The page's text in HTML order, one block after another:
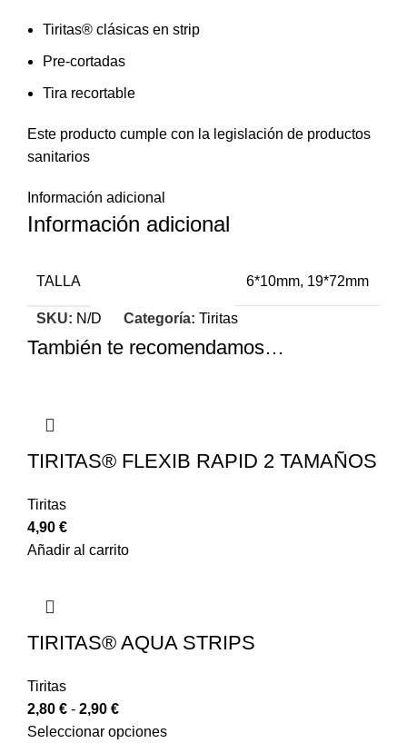
Tiritas® clásicas en strip
Pre-cortadas
Tira recortable
Este producto cumple con la legislación de productos
sanitarios
Información adicional
Información adicional
TALLA 6*10mm, 19*72mm
SKU: N/D Categoría: Tiritas
También te recomendamos…
TIRITAS® FLEXIB RAPID 2 TAMAÑOS
Tiritas
4,90 €
Añadir al carrito
TIRITAS® AQUA STRIPS
Tiritas
2,80 € - 2,90 €
Seleccionar opciones